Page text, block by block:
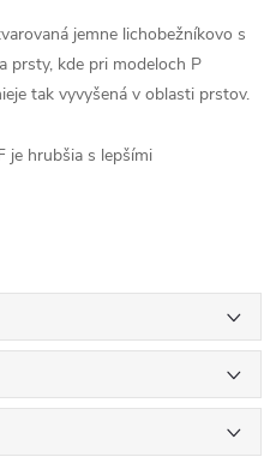
jemne lichobežníkovo s
prsty, kde pri modeloch P
tak vyvyšená v oblasti prstov.
je hrubšia s lepšími